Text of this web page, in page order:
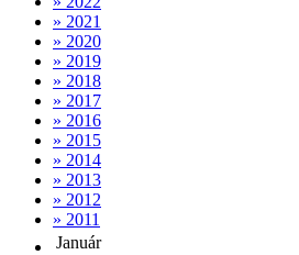
» 2021
» 2020
» 2019
» 2018
» 2017
» 2016
» 2015
» 2014
» 2013
» 2012
» 2011
Január